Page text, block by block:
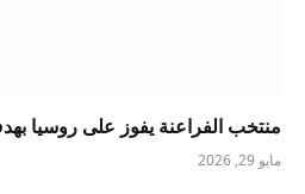
منتخب الفراعنة يفوز على روسيا
مايو 29, 2026